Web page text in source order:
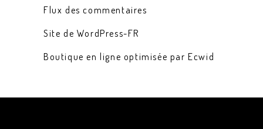
Flux des commentaires
Site de WordPress-FR
Boutique en ligne optimisée par Ecwid